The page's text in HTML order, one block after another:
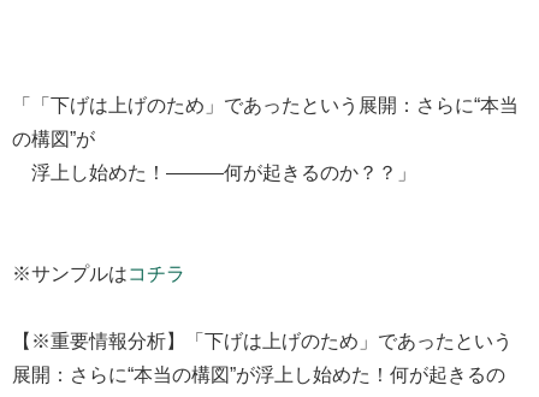
「「下げは上げのため」であったという展開：さらに“本当
の構図”が
浮上し始めた！―――何が起きるのか？？」
※サンプルはコチラ
【※重要情報分析】「下げは上げのため」であったという
展開：さらに“本当の構図”が浮上し始めた！何が起きるの